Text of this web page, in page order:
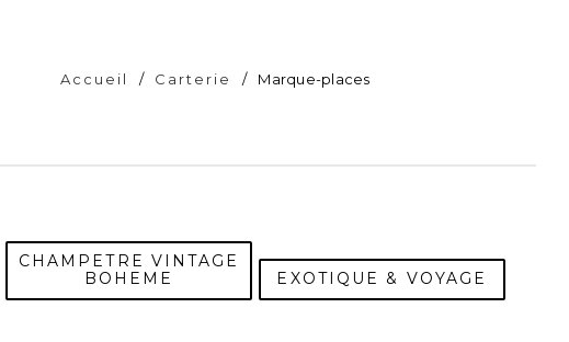
Accueil / Carterie / Marque-places
CHAMPETRE VINTAGE
BOHEME
EXOTIQUE & VOYAGE